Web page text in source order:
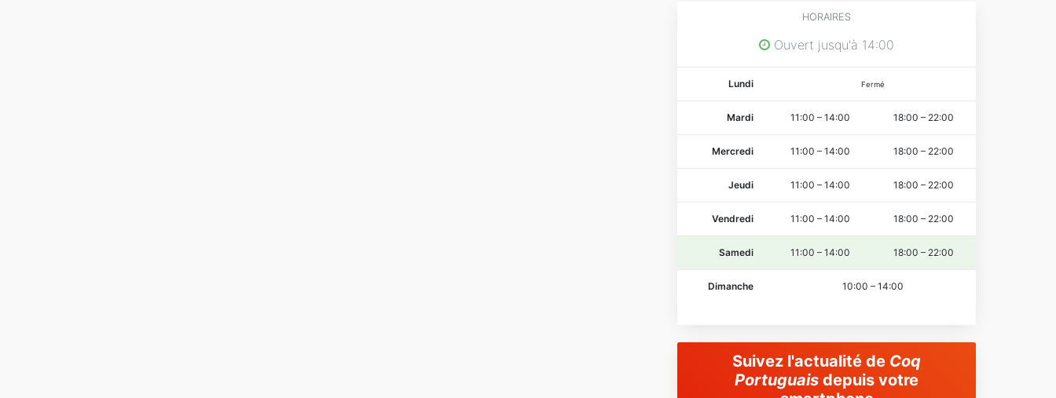
HORAIRES
Ouvert jusqu'à 14:00
Lundi Fermé
Mardi 11:00 – 14:00 18:00 – 22:00
Mercredi 11:00 – 14:00 18:00 – 22:00
Jeudi 11:00 – 14:00 18:00 – 22:00
Vendredi 11:00 – 14:00 18:00 – 22:00
Samedi 11:00 – 14:00 18:00 – 22:00
Dimanche 10:00 – 14:00
Suivez l'actualité de Coq
Portuguais depuis votre